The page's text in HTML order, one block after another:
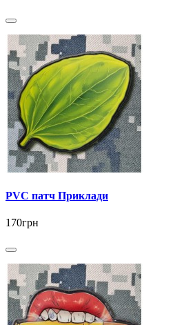
PVC патч Приклади
170грн